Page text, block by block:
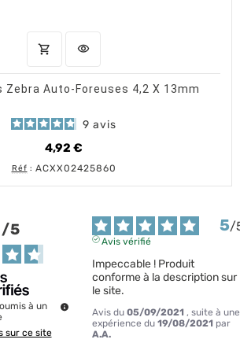
shopping_cart AJOUTER AU PANIER
visibility
Zebra Auto-Foreuses 4,2 X 13mm
9 avis
4,92 €
Prix
Réf : ACXX02425860
/5
à un
sur ce site
5/
Avis vérifié
Impeccable ! Produit
conforme à la description sur
le site.
Avis du 05/09/2021 , suite à une
expérience du 19/08/2021 par
A.A.